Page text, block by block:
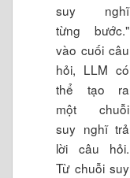
suy nghĩ
từng bước."
vào cuối câu
hỏi, LLM có
thể tạo ra
một chuỗi
suy nghĩ trả
lời câu hỏi.
Từ chuỗi suy